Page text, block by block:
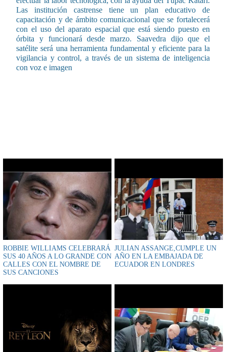
Las institución castrense tiene un plan educativo de
capacitación y de ámbito comunicacional que se fortalecerá
con el uso del aparato espacial que está siendo puesto en
órbita y funcionará desde marzo. Saavedra dijo que el
satélite será una herramienta fundamental y eficiente para la
vigilancia y control, a través de un sistema de inteligencia
con voz e imagen
ROBBIE WILLIAMS CELEBRARÁ
SUS 40 AÑOS A LO GRANDE CON
CALLES CON EL NOMBRE DE
SUS CANCIONES
JULIAN ASSANGE,CUMPLE UN
AÑO EN LA EMBAJADA DE
ECUADOR EN LONDRES